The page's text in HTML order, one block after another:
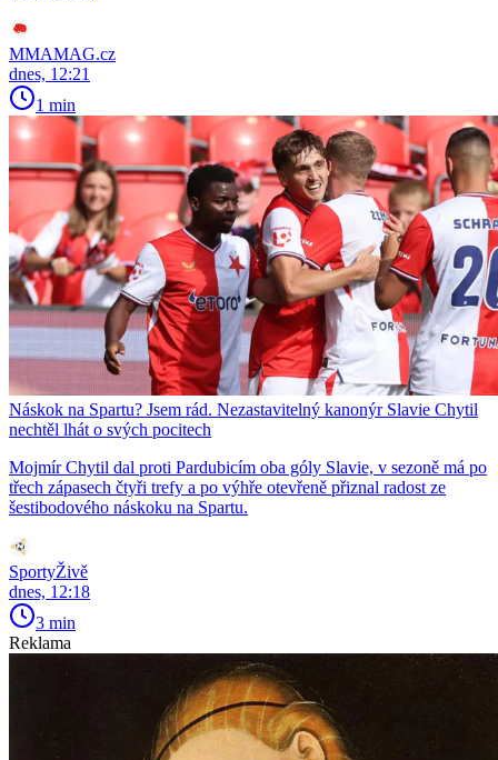
MMAMAG.cz
dnes, 12:21
1 min
Náskok na Spartu? Jsem rád. Nezastavitelný kanonýr Slavie Chytil
nechtěl lhát o svých pocitech
Mojmír Chytil dal proti Pardubicím oba góly Slavie, v sezoně má po
třech zápasech čtyři trefy a po výhře otevřeně přiznal radost ze
šestibodového náskoku na Spartu.
SportyŽivě
dnes, 12:18
3 min
Reklama